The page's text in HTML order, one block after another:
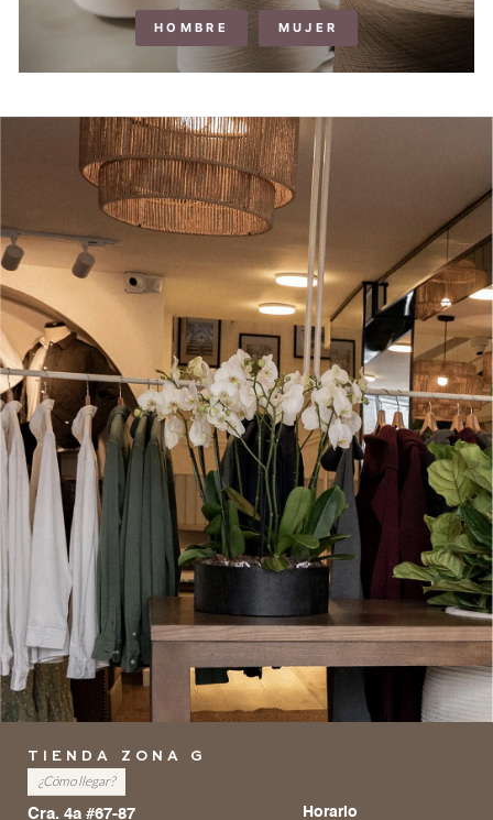
HOMBRE MUJER
TIENDA ZONA G
¿Cómo llegar?
Cra. 4a #67-87
Horario